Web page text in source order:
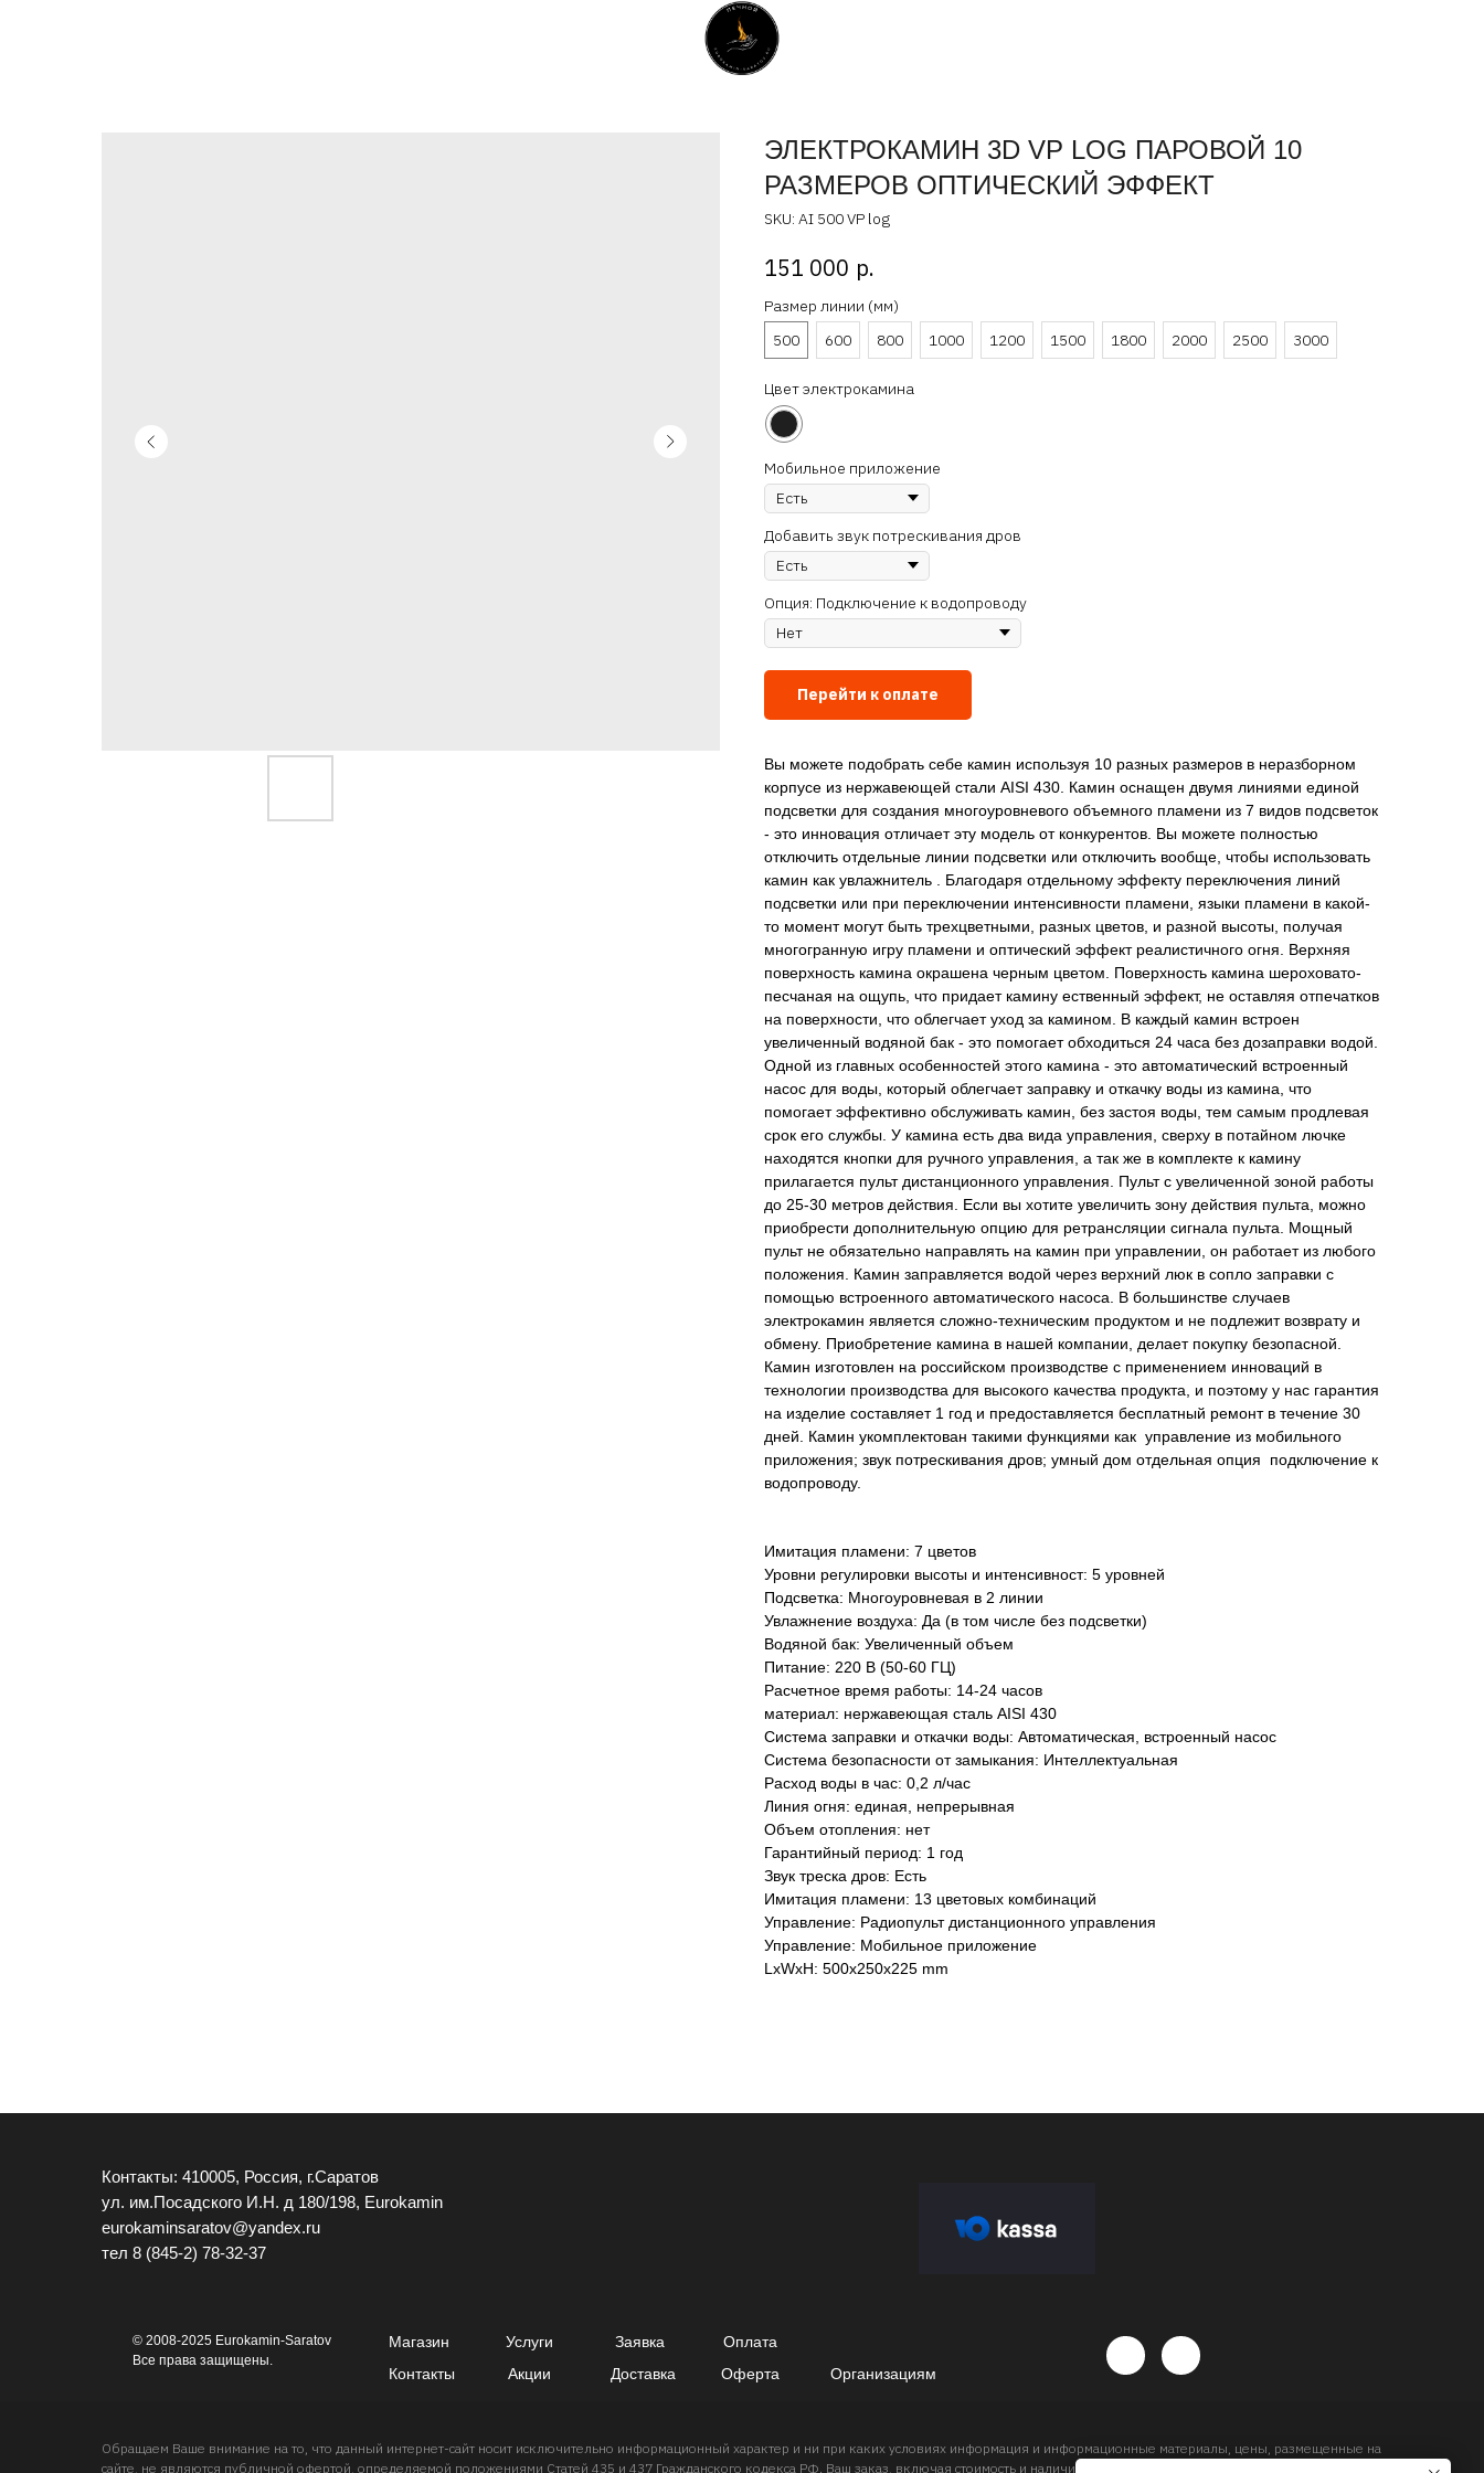
ЭЛЕКТРОКАМИН 3D VP LOG ПАРОВОЙ 10
РАЗМЕРОВ ОПТИЧЕСКИЙ ЭФФЕКТ
SKU: AI 500 VP log
151 000 р.
Размер линии (мм)
500
600 800 1000 1200 1500 1800 2000 2500 3000
Цвет электрокамина
Мобильное приложение
Добавить звук потрескивания дров
Опция: Подключение к водопроводу
Перейти к оплате
Вы можете подобрать себе камин используя 10 разных размеров в неразборном
корпусе из нержавеющей стали AISI 430. Камин оснащен двумя линиями единой
подсветки для создания многоуровневого объемного пламени из 7 видов подсветок
- это инновация отличает эту модель от конкурентов. Вы можете полностью
отключить отдельные линии подсветки или отключить вообще, чтобы использовать
камин как увлажнитель . Благодаря отдельному эффекту переключения линий
подсветки или при переключении интенсивности пламени, языки пламени в какой-
то момент могут быть трехцветными, разных цветов, и разной высоты, получая
многогранную игру пламени и оптический эффект реалистичного огня. Верхняя
поверхность камина окрашена черным цветом. Поверхность камина шероховато-
песчаная на ощупь, что придает камину ественный эффект, не оставляя отпечатков
на поверхности, что облегчает уход за камином. В каждый камин встроен
увеличенный водяной бак - это помогает обходиться 24 часа без дозаправки водой.
Одной из главных особенностей этого камина - это автоматический встроенный
насос для воды, который облегчает заправку и откачку воды из камина, что
помогает эффективно обслуживать камин, без застоя воды, тем самым продлевая
срок его службы. У камина есть два вида управления, сверху в потайном лючке
находятся кнопки для ручного управления, а так же в комплекте к камину
прилагается пульт дистанционного управления. Пульт с увеличенной зоной работы
до 25-30 метров действия. Если вы хотите увеличить зону действия пульта, можно
приобрести дополнительную опцию для ретрансляции сигнала пульта. Мощный
пульт не обязательно направлять на камин при управлении, он работает из любого
положения. Камин заправляется водой через верхний люк в сопло заправки с
помощью встроенного автоматического насоса. В большинстве случаев
электрокамин является сложно-техническим продуктом и не подлежит возврату и
обмену. Приобретение камина в нашей компании, делает покупку безопасной.
Камин изготовлен на российском производстве с применением инноваций в
технологии производства для высокого качества продукта, и поэтому у нас гарантия
на изделие составляет 1 год и предоставляется бесплатный ремонт в течение 30
дней. Камин укомплектован такими функциями как управление из мобильного
приложения; звук потрескивания дров; умный дом отдельная опция подключение к
водопроводу.
Имитация пламени: 7 цветов
Уровни регулировки высоты и интенсивност: 5 уровней
Подсветка: Многоуровневая в 2 линии
Увлажнение воздуха: Да (в том числе без подсветки)
Водяной бак: Увеличенный объем
Питание: 220 В (50-60 ГЦ)
Расчетное время работы: 14-24 часов
материал: нержавеющая сталь AISI 430
Система заправки и откачки воды: Автоматическая, встроенный насос
Система безопасности от замыкания: Интеллектуальная
Расход воды в час: 0,2 л/час
Линия огня: единая, непрерывная
Объем отопления: нет
Гарантийный период: 1 год
Звук треска дров: Есть
Имитация пламени: 13 цветовых комбинаций
Управление: Радиопульт дистанционного управления
Управление: Мобильное приложение
LxWxH: 500x250x225 mm
Контакты: 410005, Россия, г.Саратов
ул. им.Посадского И.Н. д 180/198, Eurokamin
eurokaminsaratov@yandex.ru
тел 8 (845-2) 78-32-37
Магазин
© 2008-2025 Eurokamin-Saratov
Все права защищены.
Услуги Заявка
Оплата
Акции
Контакты Доставка Оферта Организациям
Обращаем Ваше внимание на то, что данный интернет-сайт носит исключительно информационный характер и ни при каких условиях информация и информационные материалы, цены, размещенные на
сайте, не являются публичной офертой, определяемой положениями Статей 435 и 437 Гражданского кодекса РФ. Ваш заказ, включая стоимость и наличие товара и сроков доставки, будет подтвержден